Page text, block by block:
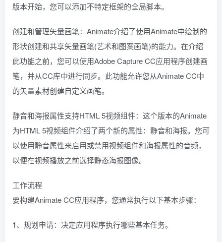
版本开始，您可以添加不特定框架的全局脚本。
创建和管理矢量画笔：Animate介绍了使用Animate中绘制的
形状创建和共享矢量画笔(艺术和图案画笔)的能力。在介绍
此功能之前，您可以使用Adobe Capture CC应用程序创建画
笔，并从CC库中进行同步。此功能允许您从Animate CC中
的矢量素材创建自定义画笔。
静音和海报属性支持HTML 5视频组件：这个版本的Animate
为HTML 5视频组件介绍了两个新的属性：静音和海报。您可
以使用静音属性来启用或禁用视频组件和海报属性的音频，
以便在视频播放之前选择静态海报图像。
工作流程
要构建Animate CC应用程序，您通常执行以下基本步骤：
1、规划申请：决定应用程序执行哪些基本任务。